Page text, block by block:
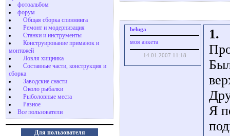
фотоальбом
форум
Общая сборка спиннинга
Ремонт и модернизация
Станки и инструменты
Конструирование приманок и
монтажей
Ловля хищника
Cоставные части, конструкция и
сборка
Заводские снасти
Около рыбалки
Рыболовные места
Разное
Все пользователи
Для пользователя
beluga
моя анкета
14.01.2007 11:18
1.
Я